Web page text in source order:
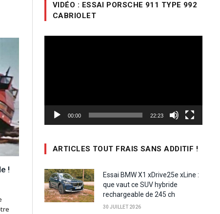
!
VIDÉO : ESSAI PORSCHE 911 TYPE 992
CABRIOLET
00:00 22:23
ARTICLES TOUT FRAIS SANS ADDITIF !
Essai BMW X1 xDrive25e xLine :
que vaut ce SUV hybride
rechargeable de 245 ch
30 JUILLET 2026